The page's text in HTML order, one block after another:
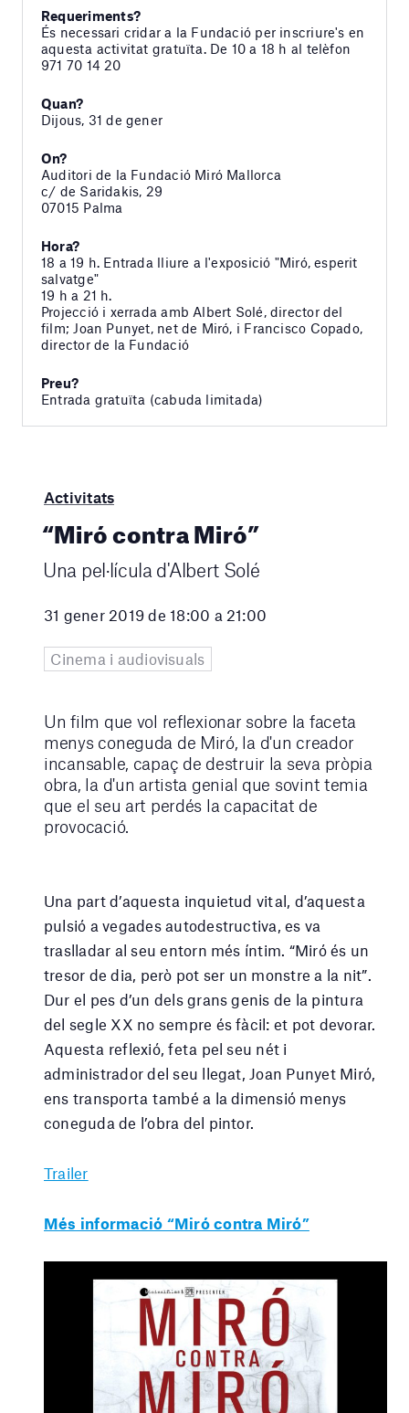
Requeriments?
És necessari cridar a la Fundació per inscriure's en
aquesta activitat gratuïta. De 10 a 18 h al telèfon
971 70 14 20
Quan?
Dijous, 31 de gener
On?
Auditori de la Fundació Miró Mallorca
c/ de Saridakis, 29
07015 Palma
Hora?
18 a 19 h. Entrada lliure a l'exposició "Miró, esperit
salvatge"
19 h a 21 h.
Projecció i xerrada amb Albert Solé, director del
film; Joan Punyet, net de Miró, i Francisco Copado,
director de la Fundació
Preu?
Entrada gratuïta (cabuda limitada)
Activitats
“Miró contra Miró”
Una pel·lícula d'Albert Solé
31 gener 2019 de 18:00 a 21:00
Cinema i audiovisuals
Un film que vol reflexionar sobre la faceta
menys coneguda de Miró, la d'un creador
incansable, capaç de destruir la seva pròpia
obra, la d'un artista genial que sovint temia
que el seu art perdés la capacitat de
provocació.
Una part d’aquesta inquietud vital, d’aquesta
pulsió a vegades autodestructiva, es va
traslladar al seu entorn més íntim. “Miró és un
tresor de dia, però pot ser un monstre a la nit”.
Dur el pes d’un dels grans genis de la pintura
del segle XX no sempre és fàcil: et pot devorar.
Aquesta reflexió, feta pel seu nét i
administrador del seu llegat, Joan Punyet Miró,
ens transporta també a la dimensió menys
coneguda de l’obra del pintor.
Trailer
Més informació “Miró contra Miró”